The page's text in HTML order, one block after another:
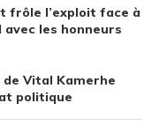
frôle l’exploit face à
les honneurs
de Vital Kamerhe
politique